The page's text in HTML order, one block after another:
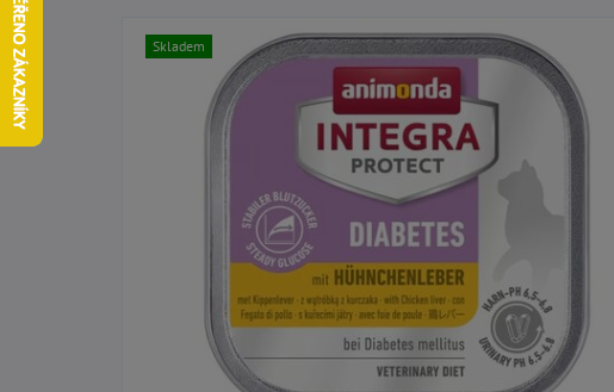
Skladem